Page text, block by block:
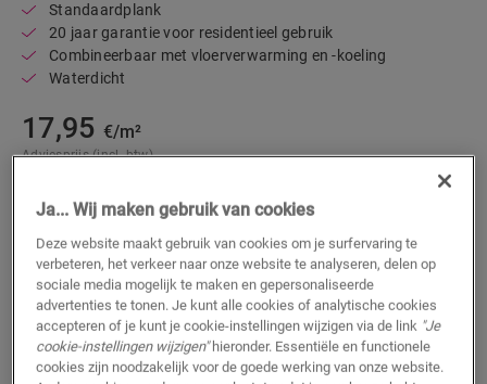
Standaardplank
20 jaar garantie voor residentieel gebruik
Combineerbaar met vloerverwarming en -koeling
Waterdicht
17,95 €/m²
Adviesprijs (incl. btw)
Vind een verkooppunt in de buurt
Wil je deze vloer graag in het echt te zien? Zit je nog
met vragen? Geen probleem! Er is altijd een Quick-Step
verkooppunt in je buurt.
Ja... Wij maken gebruik van cookies
Deze website maakt gebruik van cookies om je surfervaring te
verbeteren, het verkeer naar onze website te analyseren, delen op
sociale media mogelijk te maken en gepersonaliseerde
advertenties te tonen. Je kunt alle cookies of analytische cookies
accepteren of je kunt je cookie-instellingen wijzigen via de link "Je
cookie-instellingen wijzigen"hieronder. Essentiële en functionele
cookies zijn noodzakelijk voor de goede werking van onze website.